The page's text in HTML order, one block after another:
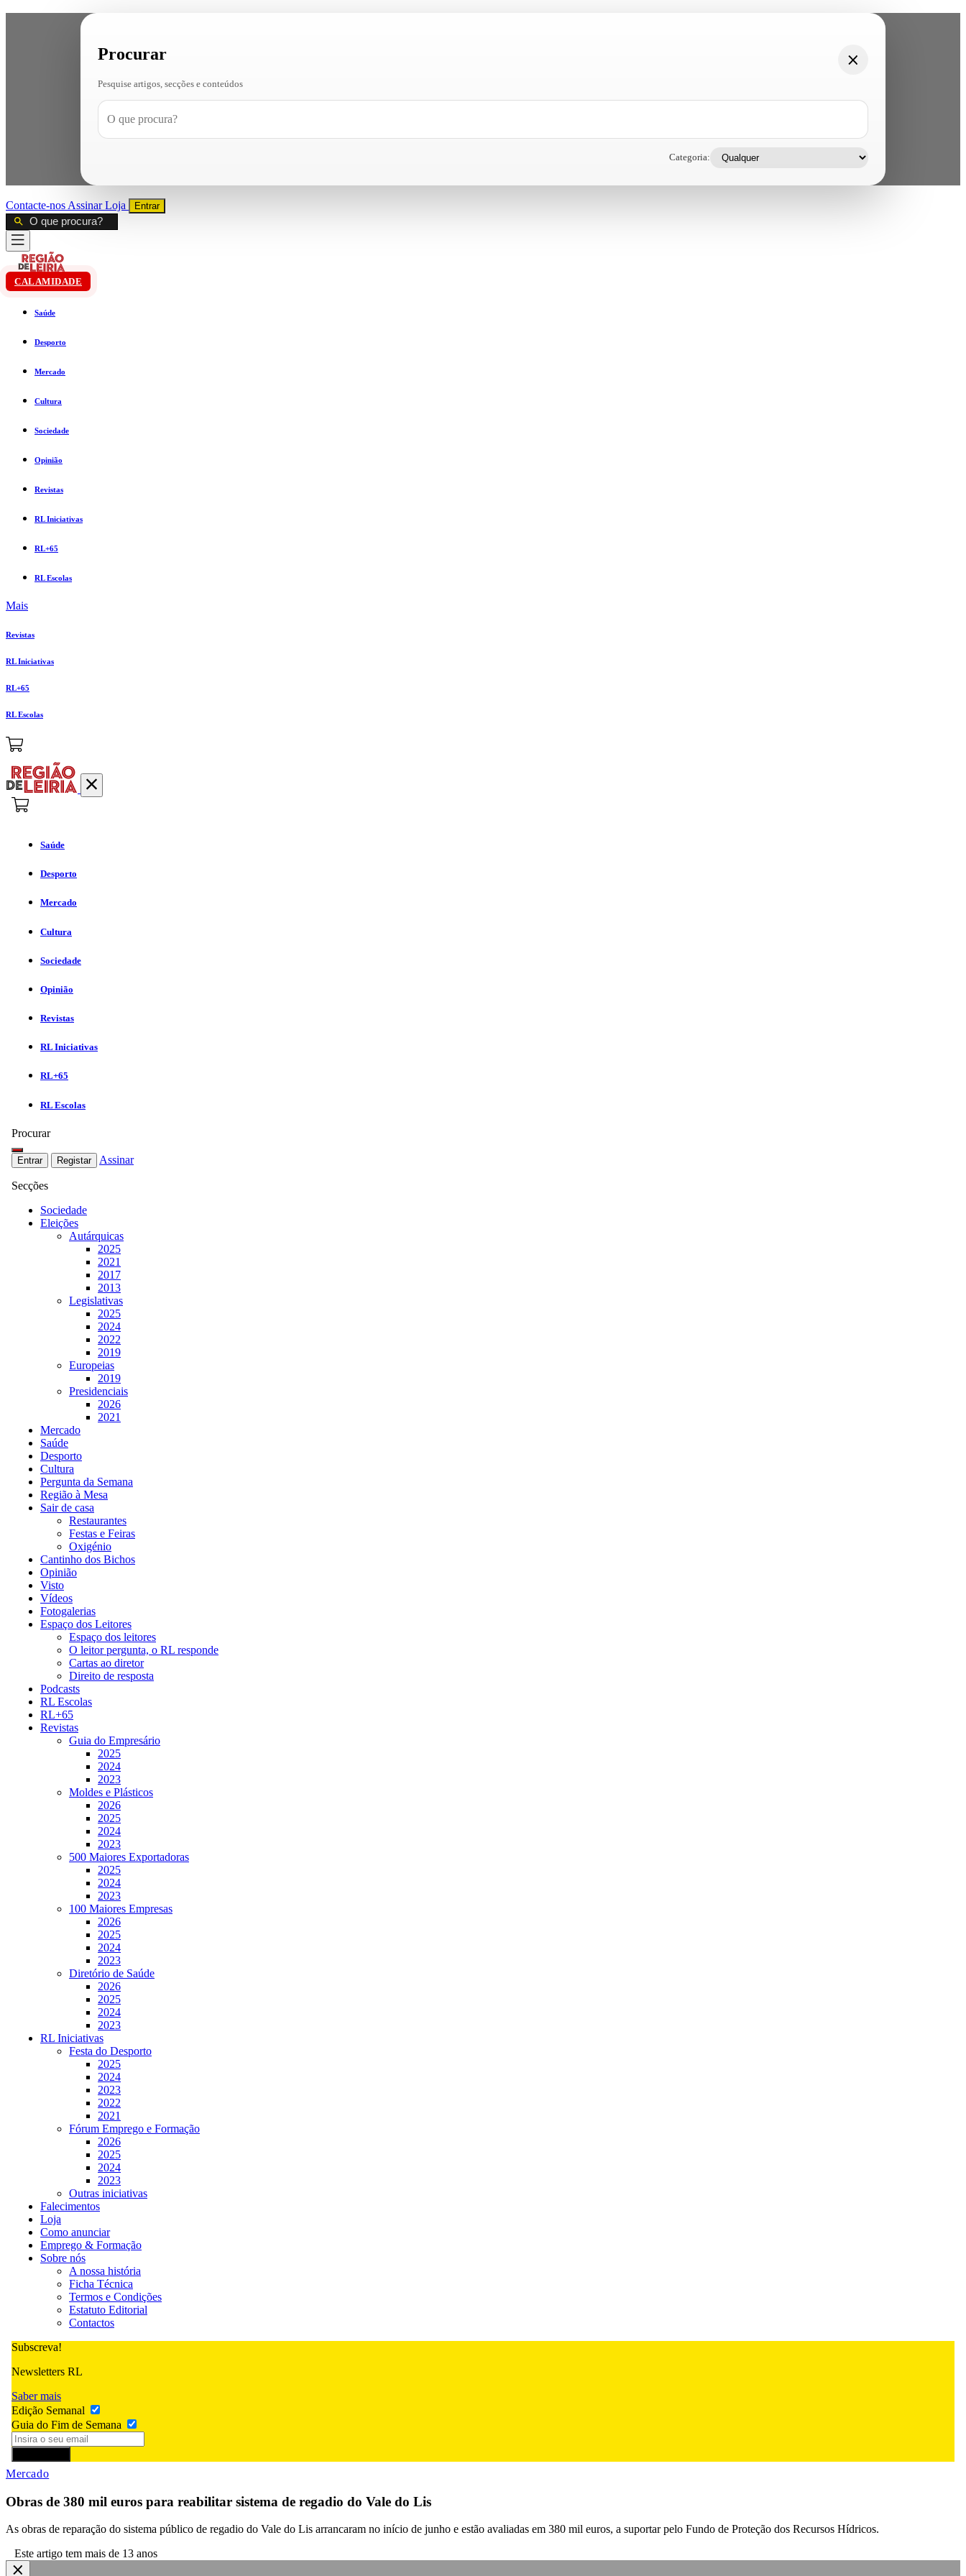
Procurar
Pesquise artigos, secções e conteúdos
Categoria:
Contacte-nos AssinarLoja Entrar
CALAMIDADE
Saúde
Desporto
Mercado
Cultura
Sociedade
Opinião
Revistas
RL Iniciativas
RL+65
RL Escolas
Mais
Revistas
RL Iniciativas
RL+65
RL Escolas
Saúde
Desporto
Mercado
Cultura
Sociedade
Opinião
Revistas
RL Iniciativas
RL+65
RL Escolas
Procurar
Entrar Registar Assinar
Secções
Sociedade
Eleições
Autárquicas
2025
2021
2017
2013
Legislativas
2025
2024
2022
2019
Europeias
2019
Presidenciais
2026
2021
Mercado
Saúde
Desporto
Cultura
Pergunta da Semana
Região à Mesa
Sair de casa
Restaurantes
Festas e Feiras
Oxigénio
Cantinho dos Bichos
Opinião
Visto
Vídeos
Fotogalerias
Espaço dos Leitores
Espaço dos leitores
O leitor pergunta, o RL responde
Cartas ao diretor
Direito de resposta
Podcasts
RL Escolas
RL+65
Revistas
Guia do Empresário
2025
2024
2023
Moldes e Plásticos
2026
2025
2024
2023
500 Maiores Exportadoras
2025
2024
2023
100 Maiores Empresas
2026
2025
2024
2023
Diretório de Saúde
2026
2025
2024
2023
RL Iniciativas
Festa do Desporto
2025
2024
2023
2022
2021
Fórum Emprego e Formação
2026
2025
2024
2023
Outras iniciativas
Falecimentos
Loja
Como anunciar
Emprego & Formação
Sobre nós
A nossa história
Ficha Técnica
Termos e Condições
Estatuto Editorial
Contactos
Subscreva!
Newsletters RL
Saber mais
Edição Semanal
Guia do Fim de Semana
Mercado
Obras de 380 mil euros para reabilitar sistema de regadio do Vale do Lis
As obras de reparação do sistema público de regadio do Vale do Lis arrancaram no início de junho e estão avaliadas em 380 mil euros, a suportar pelo Fundo de Proteção dos Recursos Hídricos.
Este artigo tem mais de 13 anos